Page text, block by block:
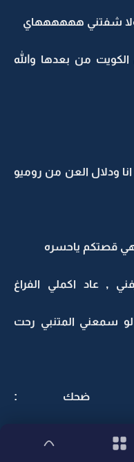
شفتني ههههههاي
الكويت من بعدها والله
ودلال العن من روميو
قصتكم ياحسره
, عاد اكملي الفراغ
سمعني المتنبي رحت
ضحك :
انك دجه اشهد